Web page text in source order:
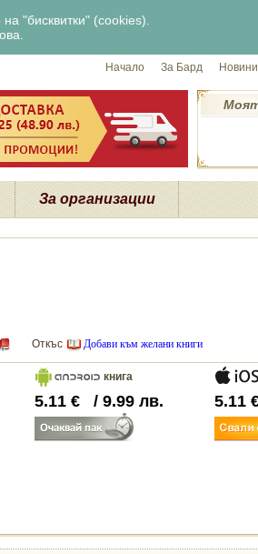
"бисквитки" (cookies).
Начало За Бард Новини
За организации
Откъс Добави към желани книги
книга
5.11 € / 9.99 лв. 5.11